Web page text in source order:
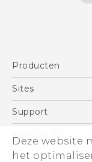
Deze website
het
Producten
Telefoons
Vive
Accessoires
Sites
HTC Vive
Aan de slag
Support
Support voor
About HTC
ESG